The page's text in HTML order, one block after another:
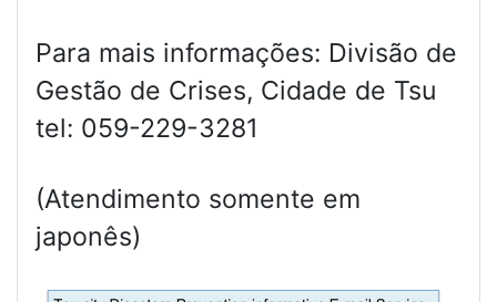
Para mais informações: Divisão de
Gestão de Crises, Cidade de Tsu
tel: 059-229-3281
(Atendimento somente em
japonês)